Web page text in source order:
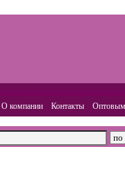
О компании Контакты Оптовым